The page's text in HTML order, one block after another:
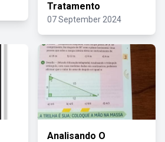
Tratamento
07 September 2024
Analisando O